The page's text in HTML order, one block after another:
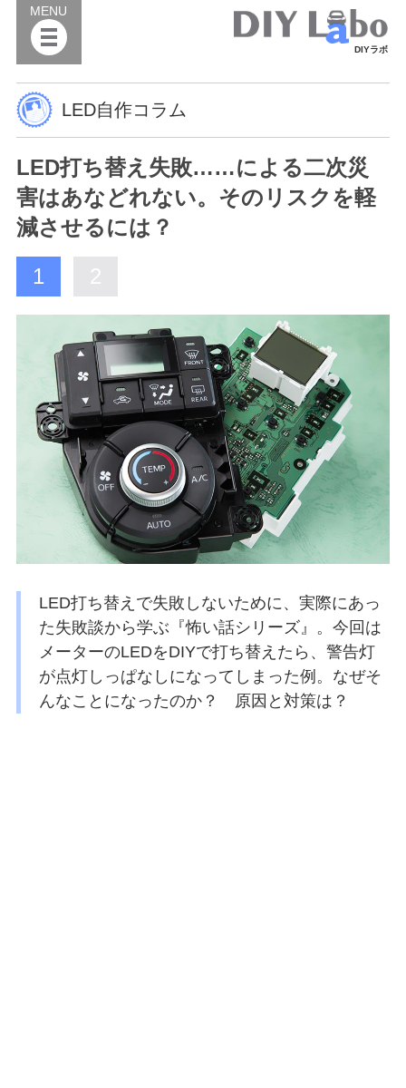
DIYラボ
MENU
LED自作コラム
LED打ち替え失敗……による二次災
害はあなどれない。そのリスクを軽
減させるには？
1
2
LED打ち替えで失敗しないために、実際にあっ
た失敗談から学ぶ『怖い話シリーズ』。今回は
メーターのLEDをDIYで打ち替えたら、警告灯
が点灯しっぱなしになってしまった例。なぜそ
んなことになったのか？ 原因と対策は？